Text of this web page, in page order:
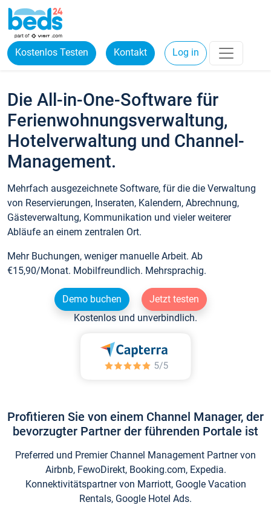
Kostenlos Testen Kontakt Log in
Die All-in-One-Software für
Ferienwohnungsverwaltung,
Hotelverwaltung und Channel-
Management.
Mehrfach ausgezeichnete Software, für die die Verwaltung
von Reservierungen, Inseraten, Kalendern, Abrechnung,
Gästeverwaltung, Kommunikation und vieler weiterer
Abläufe an einem zentralen Ort.
Mehr Buchungen, weniger manuelle Arbeit. Ab
€15,90/Monat. Mobilfreundlich. Mehrsprachig.
Demo buchen
Jetzt testen
Kostenlos und unverbindlich.
Profitieren Sie von einem Channel Manager, der
bevorzugter Partner der führenden Portale ist
Preferred und Premier Channel Management Partner von
Airbnb, FewoDirekt, Booking.com, Expedia.
Konnektivitätspartner von Marriott, Google Vacation
Rentals, Google Hotel Ads.